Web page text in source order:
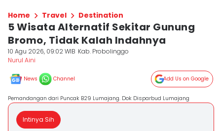
Home Travel Destination
5 Wisata Alternatif Sekitar Gunung
Bromo, Tidak Kalah Indahnya
10 Agu 2026, 09:02 WIB Kab. Probolinggo
Nurul Aini
News Channel Add Us on Google
Pemandangan dari Puncak B29 Lumajang. Dok Disparbud Lumajang
Intinya Sih